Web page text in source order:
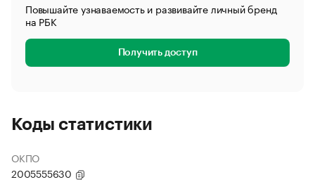
Повышайте узнаваемость и развивайте личный бренд
на РБК
Получить доступ
Коды статистики
ОКПО
2005555630